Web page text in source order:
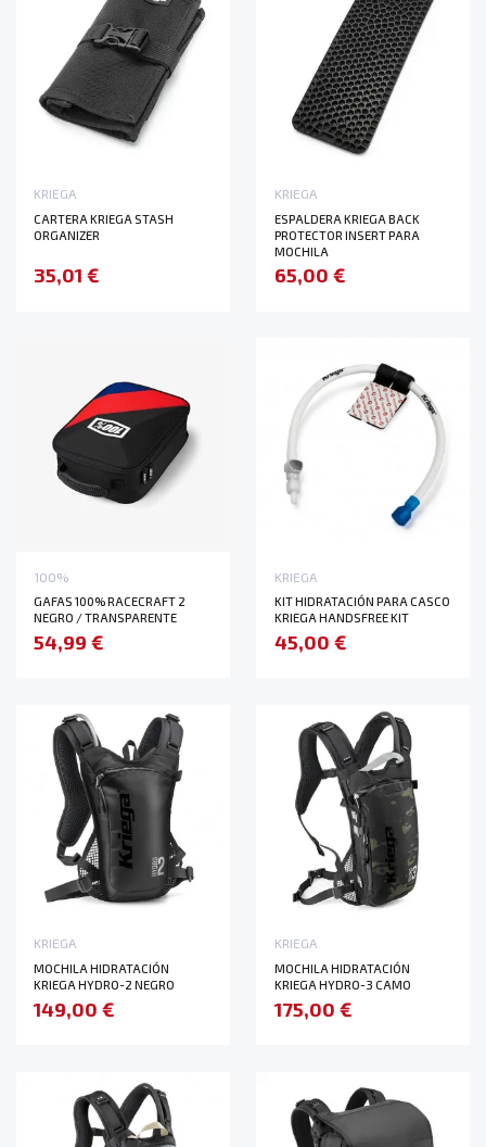
KRIEGA
CARTERA KRIEGA STASH
ORGANIZER
35,01 €
KRIEGA
ESPALDERA KRIEGA BACK
PROTECTOR INSERT PARA
MOCHILA
65,00 €
100%
GAFAS 100% RACECRAFT 2
NEGRO / TRANSPARENTE
54,99 €
KRIEGA
KIT HIDRATACIÓN PARA CASCO
KRIEGA HANDSFREE KIT
45,00 €
KRIEGA
MOCHILA HIDRATACIÓN
KRIEGA HYDRO-2 NEGRO
149,00 €
KRIEGA
MOCHILA HIDRATACIÓN
KRIEGA HYDRO-3 CAMO
175,00 €